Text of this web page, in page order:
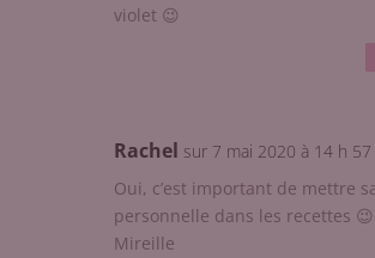
violet 😉
Rachel sur 7 mai 2020 à 14 h 57
Oui, c’est important de mettre
personnelle dans les recettes
Mireille